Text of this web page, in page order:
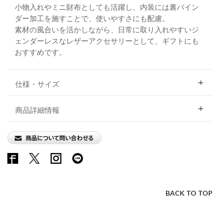
小物入れやミニ財布としても活躍し、内装には裏バイン
ダー加工を施すことで、使いやすさにも配慮。
素材の風合いを活かしながら、日常に取り入れやすいジ
ェンダーレスなレザーアクセサリーとして、ギフトにも
おすすめです。
仕様・サイズ
商品詳細情報
BACK TO TOP